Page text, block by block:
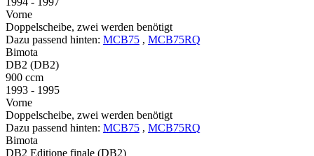
Vorne
Doppelscheibe, zwei werden benötigt
Dazu passend hinten: MCB75 , MCB75RQ
Bimota
DB2 (DB2)
900 ccm
1993 - 1995
Vorne
Doppelscheibe, zwei werden benötigt
Dazu passend hinten: MCB75 , MCB75RQ
Bimota
DB2 Editione finale (DB2)